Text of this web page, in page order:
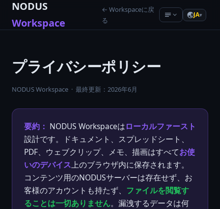
NODUS
Workspace
← Workspaceに戻
る
Product Hunt
AI newsletters
Communities
Recommended tools
JA▾
プライバシーポリシー
NODUS Workspace · 最終更新：2026年6月
要約： NODUS Workspaceはローカルファースト
設計です。ドキュメント、スプレッドシート、
PDF、ウェブクリップ、メモ、描画はすべてお使
いのデバイス上のブラウザ内に保存されます。
コンテンツ用のNODUSサーバーは存在せず、お
客様のアカウントも持たず、 ファイルを閲覧す
ることは一切ありません。漏洩するデータは何